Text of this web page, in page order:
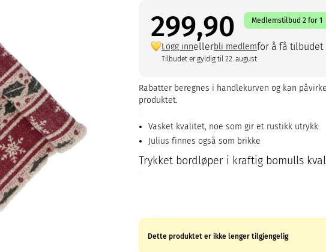
299,90 Medlemstilbud 2 for 1
Logg innellerbli medlemfor å få tilbudet
Tilbudet er gyldig til 22. august
Rabatter beregnes i handlekurven og kan
produktet.
Vasket kvalitet, noe som gir et rustikk utrykk
Julius finnes også som brikke
Trykket bordløper i kraftig bomulls
Dette produktet er ikke lenger tilgjengelig